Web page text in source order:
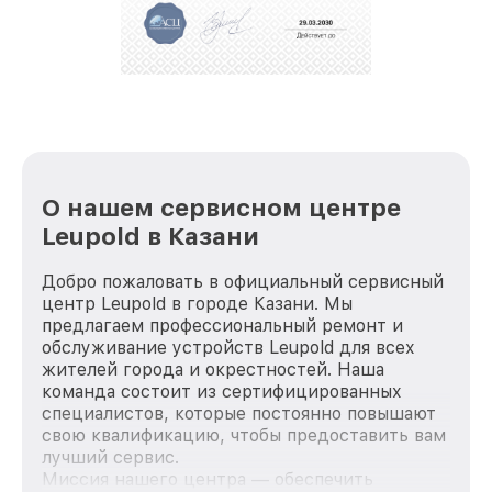
положительные отзывы и обрели отличную
репутацию. Мы постоянно совершенствуемся и
О нашем сервисном центре
Leupold в Казани
Добро пожаловать в официальный сервисный
центр Leupold в городе Казани. Мы
предлагаем профессиональный ремонт и
обслуживание устройств Leupold для всех
жителей города и окрестностей. Наша
команда состоит из сертифицированных
специалистов, которые постоянно повышают
свою квалификацию, чтобы предоставить вам
лучший сервис.
Миссия нашего центра — обеспечить